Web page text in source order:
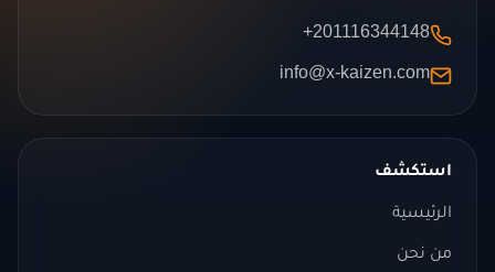
+201116344148
info@x-kaizen.com
استكشف
الرئيسية
من نحن